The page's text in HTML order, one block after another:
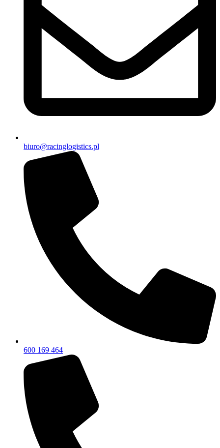
biuro@racinglogistics.pl
600 169 464